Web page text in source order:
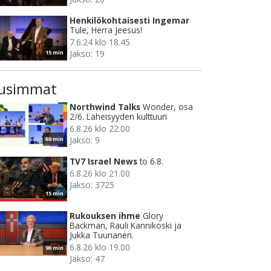
15 min
Henkilökohtaisesti Ingemar
Tule, Herra Jeesus!
7.6.24 klo 18.45
Jakso: 19
60 min
Northwind Talks Wonder, osa
2/6. Läheisyyden kulttuuri
6.8.26 klo 22.00
Jakso: 9
15 min
TV7 Israel News to 6.8.
6.8.26 klo 21.00
Jakso: 3725
90 min
Rukouksen ihme Glory
Backman, Rauli Kannikoski ja
Jukka Tuunanen.
6.8.26 klo 19.00
Jakso: 47